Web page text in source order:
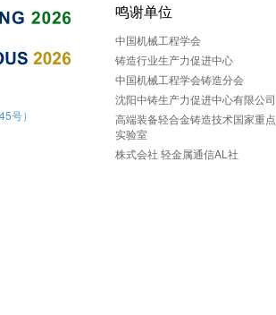
号）
鸣谢单位
中国机械工程学会
铸造行业生产力促进中心
中国机械工程学会铸造分会
沈阳中铸生产力促进中心有限公司
高端装备轻合金铸造技术国家重点
实验室
株式会社 轻金属通信AL社